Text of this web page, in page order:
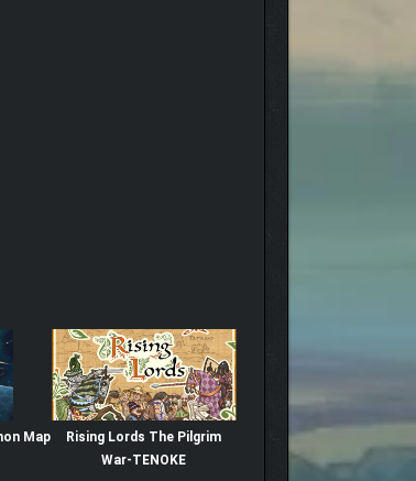
Map
Rising Lords The Pilgrim
War-TENOKE